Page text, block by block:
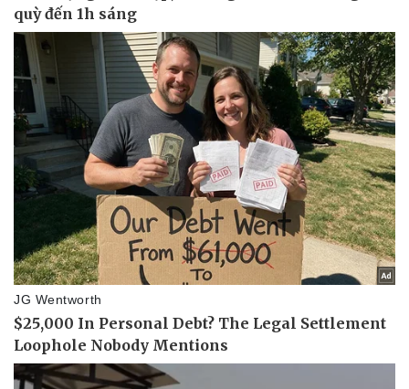
Kinh tế
Bất động sản
Khởi nghiệp
Thị trường
Giá vàng
Tiêu dùng
Giá cà phê